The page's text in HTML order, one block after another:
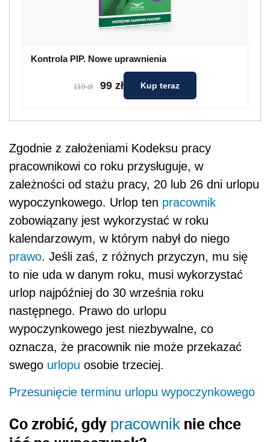
Kontrola PIP. Nowe uprawnienia
119 zł 99 zł Kup teraz
Zgodnie z założeniami Kodeksu pracy
pracownikowi co roku przysługuje, w
zależności od stażu pracy, 20 lub 26 dni urlopu
wypoczynkowego. Urlop ten pracownik
zobowiązany jest wykorzystać w roku
kalendarzowym, w którym nabył do niego
prawo. Jeśli zaś, z różnych przyczyn, mu się
to nie uda w danym roku, musi wykorzystać
urlop najpóźniej do 30 września roku
następnego. Prawo do urlopu
wypoczynkowego jest niezbywalne, co
oznacza, że pracownik nie może przekazać
swego urlopu osobie trzeciej.
Przesunięcie terminu urlopu wypoczynkowego
Co zrobić, gdy pracownik nie chce